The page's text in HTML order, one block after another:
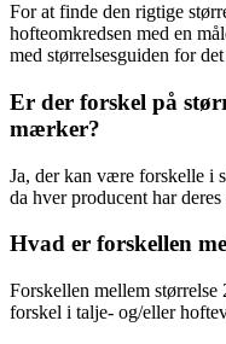
For at finde den rigtige
hofteomkredsen med en
med størrelsesguiden for
Er der forskel på
mærker?
Ja, der kan være forskelle i
da hver producent har
Hvad er forskellen
Forskellen mellem
forskel i talje- og/eller